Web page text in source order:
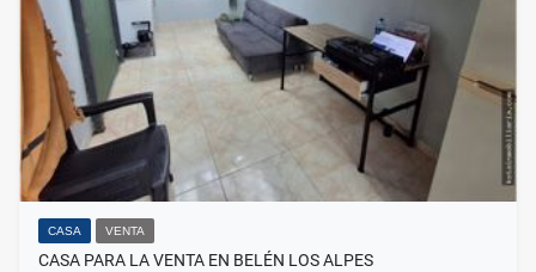
CASA VENTA
CASA PARA LA VENTA EN BELÉN LOS ALPES